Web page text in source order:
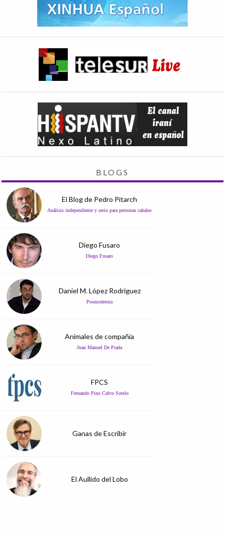
BLOGS
El Blog de Pedro Pitarch
Análisis independiente y serio para personas cabales
Diego Fusaro
Diego Fusaro
Daniel M. López Rodríguez
Posmodernia
Animales de compañía
Juan Manuel De Prada
FPCS
Fernando Pino Calvo Sotelo
Ganas de Escribir
El Aullido del Lobo